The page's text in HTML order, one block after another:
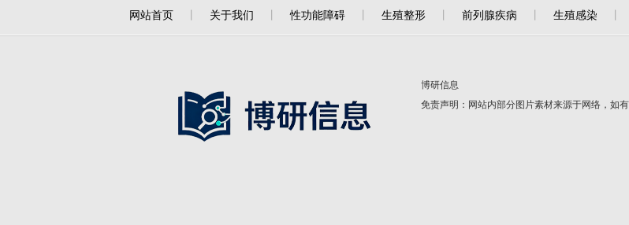
网站首页 关于我们 性功能障碍 生殖整形 前列腺疾病 生殖感染
博研信息
免责声明：网站内部分图片素材来源于网络，如